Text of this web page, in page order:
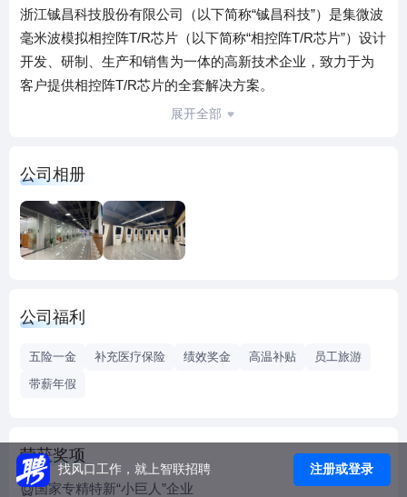
浙江铖昌科技股份有限公司（以下简称“铖昌科技”）是集微波
毫米波模拟相控阵T/R芯片（以下简称“相控阵T/R芯片”）设计
开发、研制、生产和销售为一体的高新技术企业，致力于为
客户提供相控阵T/R芯片的全套解决方案。
铖昌科技下设微波毫米波芯片技术省级重点企业研究院，是
过前期的大量研发投入和技术积累，目前进入快速发展阶
段。铖昌科技拥有强大的科研生产队伍，建立了从设计到量
产的自主完善的研发生产体系。
展开全部
公司相册
公司福利
五险一金 补充医疗保险 绩效奖金 高温补贴
员工旅游
带薪年假
荣获奖项
国家专精特新“小巨人”企业
找风口工作，就上智联招聘 注册或登录